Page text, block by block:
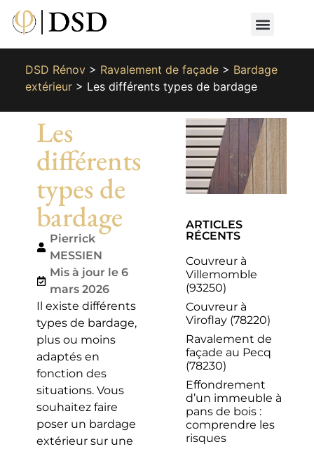
DSD Rénov> Ravalement de façade> Bardage
extérieur> Les différents types de bardage
Les
différents
types de
bardage
Pierrick
MESSIEN
Mis à jour le 6
mars 2026
Il existe différents
types de bardage,
plus ou moins
adaptés en
fonction des
situations. Vous
souhaitez faire
poser un bardage
extérieur sur une
ARTICLES
RÉCENTS
Couvreur à
Villemomble
(93250)
Couvreur à
Viroflay (78220)
Ravalement de
façade au Pecq
(78230)
Effondrement
d’un immeuble à
pans de bois :
comprendre les
risques